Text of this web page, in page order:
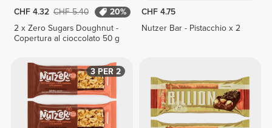
CHF 4.32 CHF 5.40
20%
2 x Zero Sugars Doughnut -
Copertura al cioccolato 50 g
CHF 4.75
Nutzer Bar - Pistacchio x 2
3 PER 2